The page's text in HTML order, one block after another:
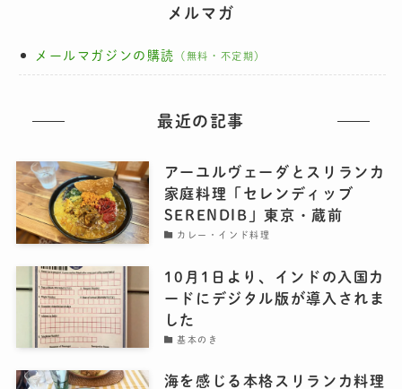
メルマガ
メールマガジンの購読 （無料・不定期）
最近の記事
アーユルヴェーダとスリランカ
家庭料理「セレンディッブ
SERENDIB」東京・蔵前
カレー・インド料理
10月1日より、インドの入国カ
ードにデジタル版が導入されま
した
基本のき
海を感じる本格スリランカ料理